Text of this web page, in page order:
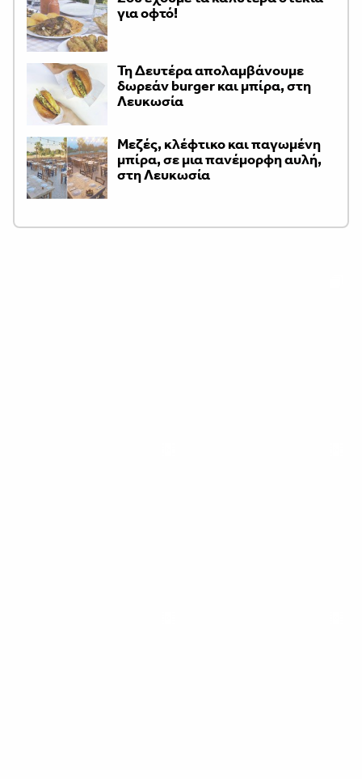
για οφτό!
Τη Δευτέρα απολαμβάνουμε
δωρεάν burger και μπίρα, στη
Λευκωσία
Μεζές, κλέφτικο και παγωμένη
μπίρα, σε μια πανέμορφη αυλή,
στη Λευκωσία